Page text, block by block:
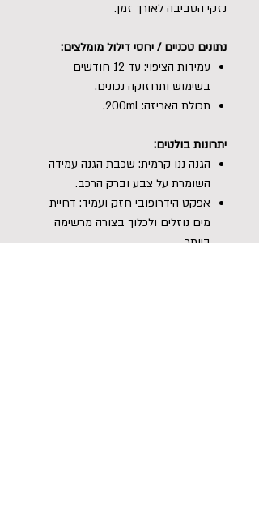
נזקי הסביבה לאורך זמן.
נתונים טכניים / יחסי דילול מומלצים:
עמידות הציפוי: עד 12 חודשים
בשימוש ותחזוקה נכונים.
תכולת האריזה: 200ml.
יתרונות בולטים:
הגנה ננו קרמית: שכבת הגנה עמידה
השומרת על צבע וברק הרכב.
אפקט הידרופובי חזק ועמיד: דחיית
מים נוזלים ולכלוך בצורה מרשימה
ביותר.